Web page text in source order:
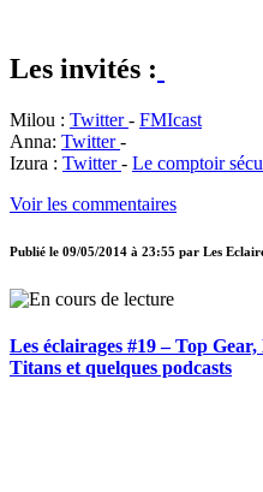
Les invités :
Milou : Twitter- FMIcast
Anna: Twitter-
Izura : Twitter- Le comptoir sécu
Voir les commentaires
Publié le 09/05/2014 à 23:55 par Les
Les éclairages #19 – Top
Titans et quelques podcasts